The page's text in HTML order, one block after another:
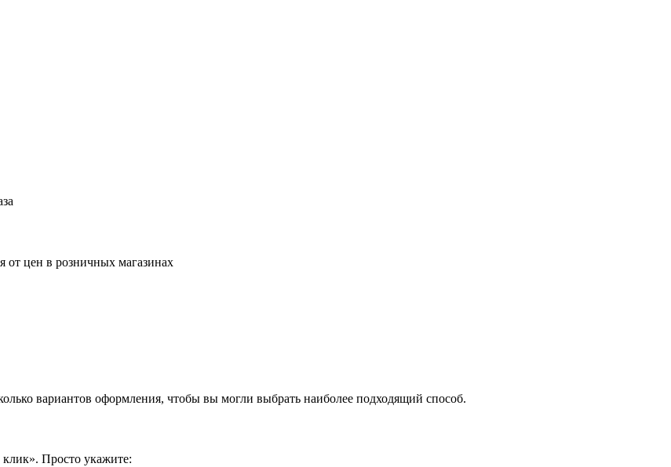
от цен в розничных магазинах
вариантов оформления, чтобы вы могли выбрать наиболее подходящий способ.
Просто укажите: